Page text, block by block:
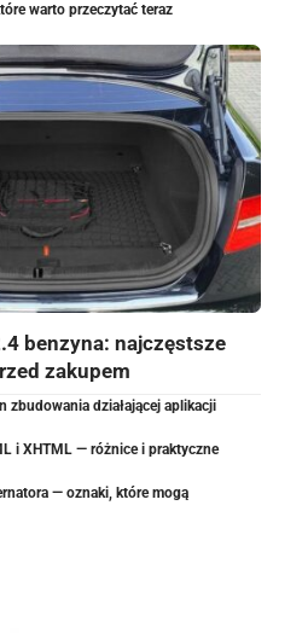
warto przeczytać teraz
benzyna: najczęstsze
zakupem
zbudowania działającej aplikacji
i XHTML — różnice i praktyczne
— oznaki, które mogą